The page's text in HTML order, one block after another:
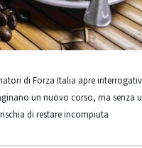
di Forza Italia apre
un nuovo corso, ma senza
di restare incompiuta